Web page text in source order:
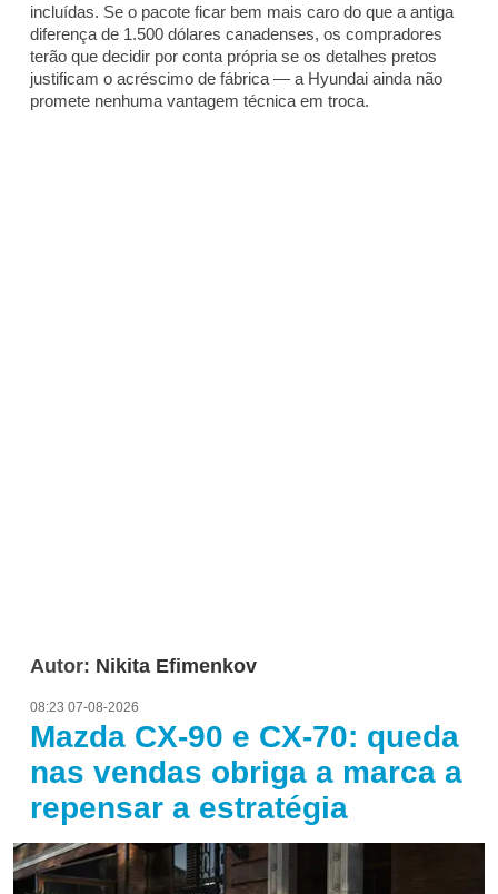
incluídas. Se o pacote ficar bem mais caro do que a antiga
diferença de 1.500 dólares canadenses, os compradores
terão que decidir por conta própria se os detalhes pretos
justificam o acréscimo de fábrica — a Hyundai ainda não
promete nenhuma vantagem técnica em troca.
Autor: Nikita Efimenkov
08:23 07-08-2026
Mazda CX-90 e CX-70: queda
nas vendas obriga a marca a
repensar a estratégia